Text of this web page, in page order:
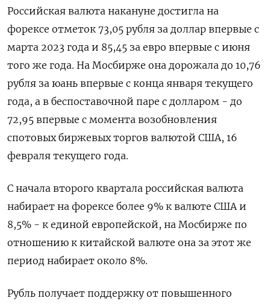
Российская валюта накануне достигла на
форексе отметок ​73,05 рубля за доллар впервые с
марта 2023 года и 85,45 за евро впервые с июня
того ‌же года. На Мосбирже она дорожала до 10,76
рубля за юань впервые с конца января текущего
года, ​а в беспоставочной паре с долларом - до
72,95 впервые с момента возобновления
спотовых биржевых торгов валютой США, 16
‌февраля текущего года.
С начала второго квартала российская валюта
набирает на форексе более 9% к валюте США и
8,5% - к единой европейской, на Мосбирже по
отношению к китайской валюте она за этот же ​
период набирает около 8%.
Рубль получает поддержку ​от повышенного